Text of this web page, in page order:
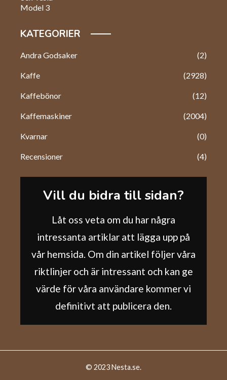
KATEGORIER
Andra Godsaker (2)
Kaffe (2928)
Kaffebönor (12)
Kaffemaskiner (2004)
Kvarnar (0)
Recensioner (4)
Vill du bidra till sidan?
Låt oss veta om du har några
intressanta artiklar att lägga upp på
vår hemsida. Om din artikel följer våra
riktlinjer och är intressant och kan ge
värde för våra användare kommer vi
definitivt att publicera den.
© 2023 Nesta.se.